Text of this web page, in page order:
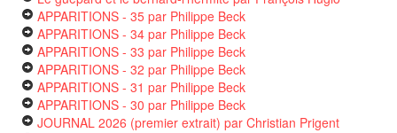
APPARITIONS - 35 par Philippe Beck
APPARITIONS - 34 par Philippe Beck
APPARITIONS - 33 par Philippe Beck
APPARITIONS - 32 par Philippe Beck
APPARITIONS - 31 par Philippe Beck
APPARITIONS - 30 par Philippe Beck
JOURNAL 2026 (premier extrait) par Christian Prigent